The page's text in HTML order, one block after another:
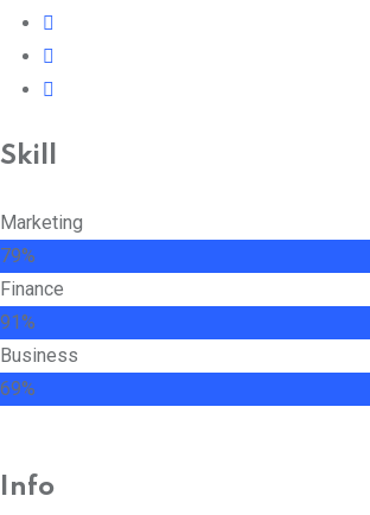
Skill
Marketing
79%
Finance
91%
Business
69%
Info